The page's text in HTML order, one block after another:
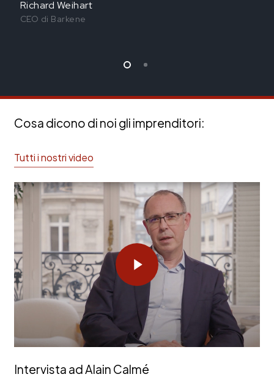
Richard Weihart
CEO di Barkene
Cosa dicono di noi gli imprenditori:
Tutti i nostri video
Play Video
Intervista ad Alain Calmé